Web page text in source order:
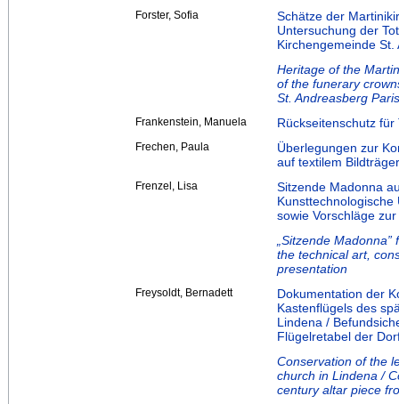
Forster, Sofia
Schätze der
Untersuchung der
Kirchengemeinde St.
Heritage of the
of the funerary
St. Andreasberg
Frankenstein, Manuela Rückseitenschutz für
Frechen, Paula
Überlegungen zur
auf textilem Bildträger
Frenzel, Lisa
Sitzende Madonna
sowie Vorschläge
„Sitzende
the technical art,
presentation
Freysoldt, Bernadett
Dokumentation der
Kastenflügels des
Lindena /
Flügelretabel der
Conservation of the
church in Lindena /
century altar piece